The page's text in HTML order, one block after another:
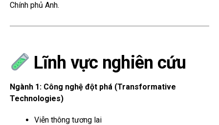
Chính phủ Anh.
Lĩnh vực nghiên cứu
Ngành 1: Công nghệ đột phá (Transformative
Technologies)
Viễn thông tương lai